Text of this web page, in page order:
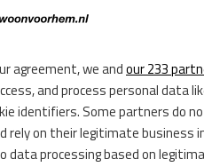
agreement, we andour 233
and process personal data
identifiers. Some partners do
rely on their legitimate business
data processing based on